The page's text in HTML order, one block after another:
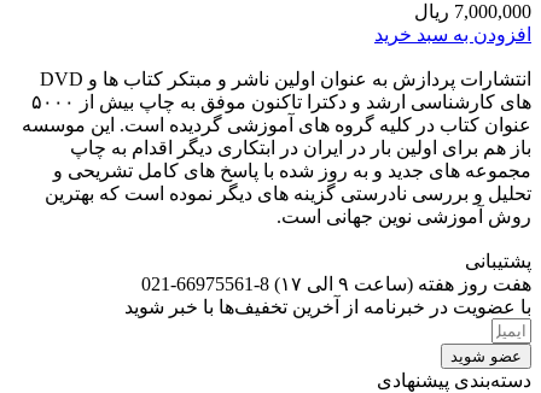
7,000,000 ریال
افزودن به سبد خرید
انتشارات پردازش به عنوان اولین ناشر و مبتکر کتاب ها و DVD
های کارشناسی ارشد و دکترا تاکنون موفق به چاپ بیش از ۵۰۰۰
عنوان کتاب در کلیه گروه های آموزشی گردیده است. این موسسه
باز هم برای اولین بار در ایران در ابتکاری دیگر اقدام به چاپ
مجموعه های جدید و به روز شده با پاسخ های کامل تشریحی و
تحلیل و بررسی نادرستی گزینه های دیگر نموده است که بهترین
روش آموزشی نوین جهانی است.
پشتیبانی
هفت روز هفته (ساعت ۹ الی ۱۷) 8-66975561-021
با عضویت در خبرنامه از آخرین تخفیف‌ها با خبر شوید
عضو شوید
دسته‌بندی پیشنهادی